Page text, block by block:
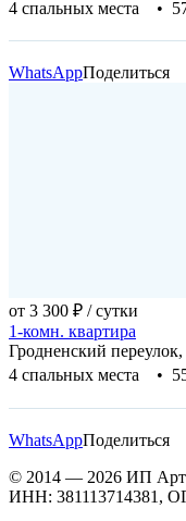
4 спальных места •
WhatsAppПоделиться
от 3 300 ₽ / сутки
1-комн. квартира
Гродненский
4 спальных места •
WhatsAppПоделиться
© 2014 — 2026 ИП
ИНН: 381113714381,